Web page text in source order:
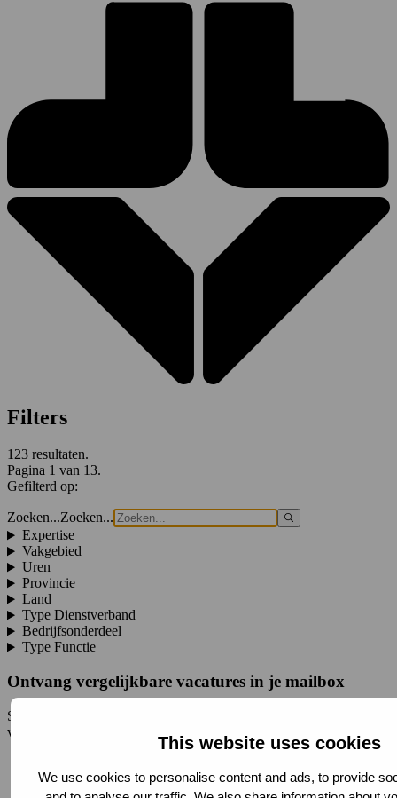
This website uses cookies
We use cookies to personalise content and ads, to provide
Filters
123 resultaten.
Pagina 1 van 13.
Gefilterd op:
Zoeken...Zoeken...
Expertise
Vakgebied
Uren
Provincie
Land
Type Dienstverband
Bedrijfsonderdeel
Type Functie
Ontvang vergelijkbare vacatures in je mailbox
Schrijf je in voor de Strukton Jobalert en ontvang wekelijks nieuwe
vacatures in je mailbox.
Vacature